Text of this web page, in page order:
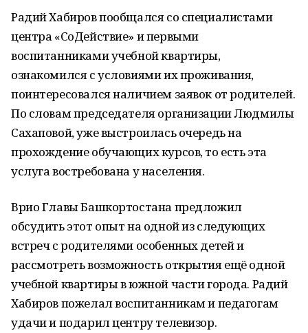
Радий Хабиров пообщался со специалистами
центра «СоДействие» и первыми
воспитанниками учебной квартиры,
ознакомился с условиями их проживания,
поинтересовался наличием заявок от родителей.
По словам председателя организации Людмилы
Сахаповой, уже выстроилась очередь на
прохождение обучающих курсов, то есть эта
услуга востребована у населения.
Врио Главы Башкортостана предложил
обсудить этот опыт на одной из следующих
встреч с родителями особенных детей и
рассмотреть возможность открытия ещё одной
учебной квартиры в южной части города. Радий
Хабиров пожелал воспитанникам и педагогам
удачи и подарил центру телевизор.